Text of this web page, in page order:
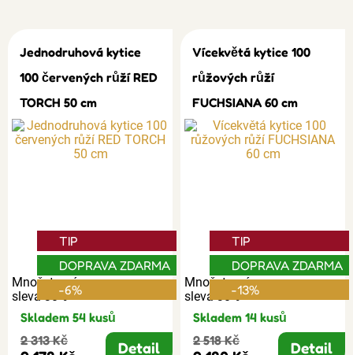
Jednodruhová kytice
100 červených růží RED
TORCH 50 cm
Množstevní
sleva 30%
TIP
DOPRAVA ZDARMA
-6%
Skladem 54 kusů
2 313 Kč
Detail
Vícekvětá kytice 100
růžových růží
FUCHSIANA 60 cm
Množstevní
sleva 30%
TIP
DOPRAVA ZDARMA
-13%
Skladem 14 kusů
2 518 Kč
Detail